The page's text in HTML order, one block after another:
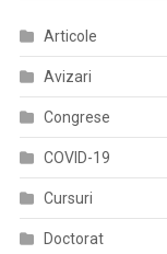
Articole
Avizari
Congrese
COVID-19
Cursuri
Doctorat